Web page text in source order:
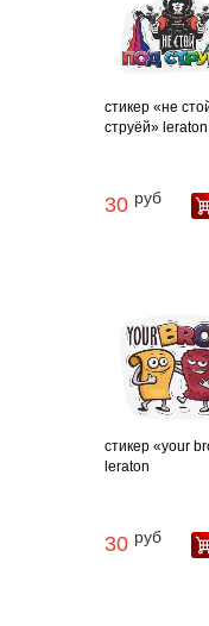
стикер «не
струёй» leraton
30 руб
стикер «your
leraton
30 руб